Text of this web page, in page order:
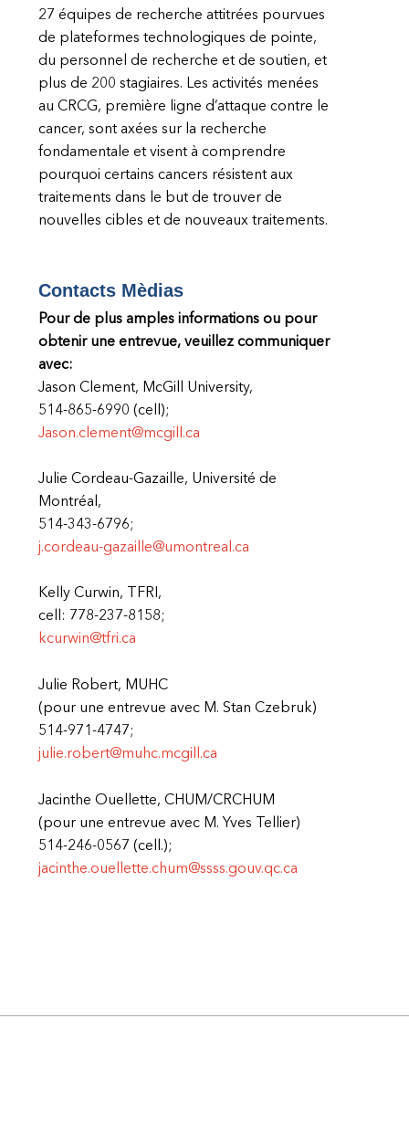
27 équipes de recherche attitrées pourvues
de plateformes technologiques de pointe,
du personnel de recherche et de soutien, et
plus de 200 stagiaires. Les activités menées
au CRCG, première ligne d’attaque contre le
cancer, sont axées sur la recherche
fondamentale et visent à comprendre
pourquoi certains cancers résistent aux
traitements dans le but de trouver de
nouvelles cibles et de nouveaux traitements.
Contacts Mèdias
Pour de plus amples informations ou pour
obtenir une entrevue, veuillez communiquer
avec:
Jason Clement, McGill University,
514-865-6990 (cell);
Jason.clement@mcgill.ca
Julie Cordeau-Gazaille, Université de
Montréal,
514-343-6796;
j.cordeau-gazaille@umontreal.ca
Kelly Curwin, TFRI,
cell: 778-237-8158;
kcurwin@tfri.ca
Julie Robert, MUHC
(pour une entrevue avec M. Stan Czebruk)
514-971-4747;
julie.robert@muhc.mcgill.ca
Jacinthe Ouellette, CHUM/CRCHUM
(pour une entrevue avec M. Yves Tellier)
514-246-0567 (cell.);
jacinthe.ouellette.chum@ssss.gouv.qc.ca